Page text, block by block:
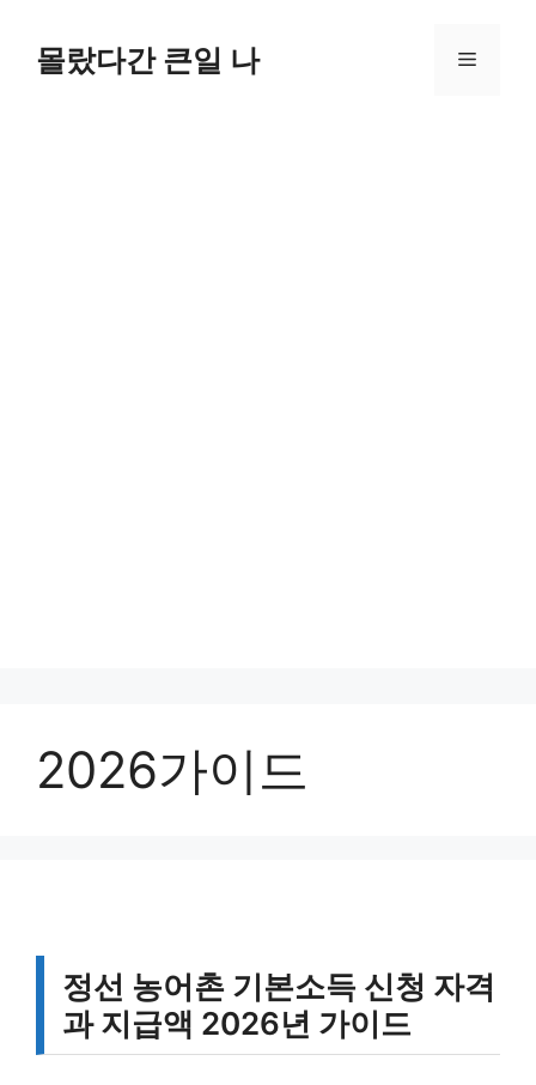
몰랐다간 큰일 나 메
2026가이드
정선 농어촌 기본소득 신청 자격
과 지급액 2026년 가이드